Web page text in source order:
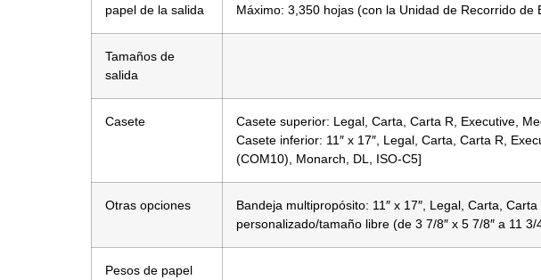
papel de la salida
Máximo: 3,350 hojas (con la Unidad de Recorrido
Tamaños de
salida
Casete
Casete superior: Legal, Carta, Carta R, Executive,
Casete inferior: 11″ x 17″, Legal, Carta, Carta R,
(COM10), Monarch, DL, ISO-C5]
Otras opciones
Bandeja multipropósito: 11″ x 17″, Legal, Carta,
personalizado/tamaño libre (de 3 7/8″ x 5 7/8″ a 11 3/
Pesos de papel